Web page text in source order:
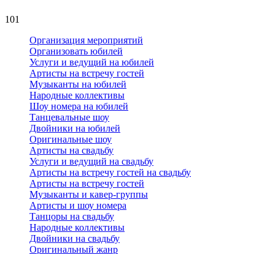
101
Организация мероприятий
Организовать юбилей
Услуги и ведущий на юбилей
Артисты на встречу гостей
Музыканты на юбилей
Народные коллективы
Шоу номера на юбилей
Танцевальные шоу
Двойники на юбилей
Оригинальные шоу
Артисты на свадьбу
Услуги и ведущий на свадьбу
Артисты на встречу гостей на свадьбу
Артисты на встречу гостей
Музыканты и кавер-группы
Артисты и шоу номера
Танцоры на свадьбу
Народные коллективы
Двойники на свадьбу
Оригинальный жанр